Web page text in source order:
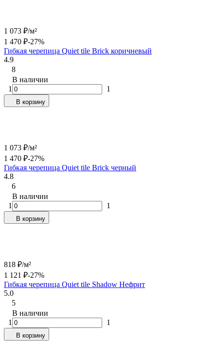
1 073 ₽/м²
1 470 ₽-27%
Гибкая черепица Quiet tile Brick коричневый
4.9
8
В наличии
1
1
В корзину
1 073 ₽/м²
1 470 ₽-27%
Гибкая черепица Quiet tile Brick черный
4.8
6
В наличии
1
1
В корзину
818 ₽/м²
1 121 ₽-27%
Гибкая черепица Quiet tile Shadow Нефрит
5.0
5
В наличии
1
1
В корзину